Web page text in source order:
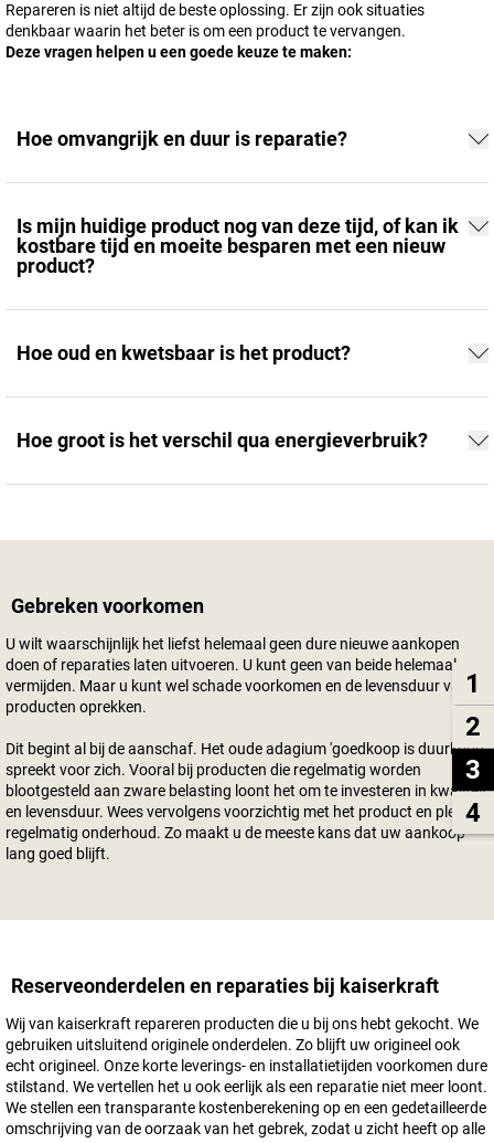
1
2
3
4
Repareren is niet altijd de beste oplossing. Er zijn ook situaties
denkbaar waarin het beter is om een product te vervangen.
Deze vragen helpen u een goede keuze te maken:
Hoe omvangrijk en duur is reparatie?
Is mijn huidige product nog van deze tijd, of kan ik
kostbare tijd en moeite besparen met een nieuw
product?
Hoe oud en kwetsbaar is het product?
Hoe groot is het verschil qua energieverbruik?
Gebreken voorkomen
U wilt waarschijnlijk het liefst helemaal geen dure nieuwe aankopen
doen of reparaties laten uitvoeren. U kunt geen van beide helemaal
vermijden. Maar u kunt wel schade voorkomen en de levensduur van
producten oprekken.
Dit begint al bij de aanschaf. Het oude adagium 'goedkoop is duurkoop'
spreekt voor zich. Vooral bij producten die regelmatig worden
blootgesteld aan zware belasting loont het om te investeren in kwaliteit
en levensduur. Wees vervolgens voorzichtig met het product en pleeg
regelmatig onderhoud. Zo maakt u de meeste kans dat uw aankoop
lang goed blijft.
Reserveonderdelen en reparaties bij kaiserkraft
Wij van kaiserkraft repareren producten die u bij ons hebt gekocht. We
gebruiken uitsluitend originele onderdelen. Zo blijft uw origineel ook
echt origineel. Onze korte leverings- en installatietijden voorkomen dure
stilstand. We vertellen het u ook eerlijk als een reparatie niet meer loont.
We stellen een transparante kostenberekening op en een gedetailleerde
omschrijving van de oorzaak van het gebrek, zodat u zicht heeft op alle